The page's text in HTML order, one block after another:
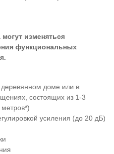
изменяться
функциональных
деревянном доме или в
состоящих из 1-3
усиления (до 20 дБ)